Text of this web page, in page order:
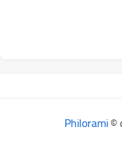
Philorami